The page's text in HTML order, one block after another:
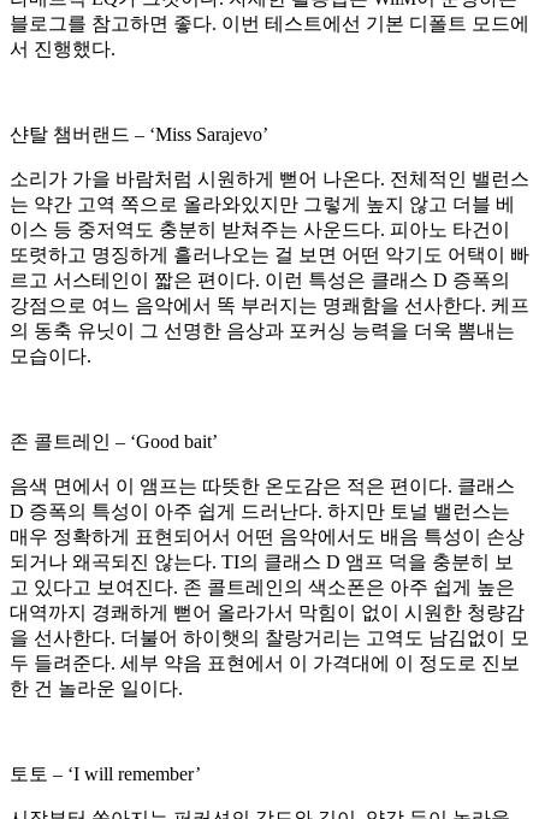
블로그를 참고하면 좋다. 이번 테스트에선 기본 디폴트 모드에
서 진행했다.
샨탈 챔버랜드 – ‘Miss Sarajevo’
소리가 가을 바람처럼 시원하게 뻗어 나온다. 전체적인 밸런스
는 약간 고역 쪽으로 올라와있지만 그렇게 높지 않고 더블 베
이스 등 중저역도 충분히 받쳐주는 사운드다. 피아노 타건이
또렷하고 명징하게 흘러나오는 걸 보면 어떤 악기도 어택이 빠
르고 서스테인이 짧은 편이다. 이런 특성은 클래스 D 증폭의
강점으로 여느 음악에서 똑 부러지는 명쾌함을 선사한다. 케프
의 동축 유닛이 그 선명한 음상과 포커싱 능력을 더욱 뽐내는
모습이다.
존 콜트레인 – ‘Good bait’
음색 면에서 이 앰프는 따뜻한 온도감은 적은 편이다. 클래스
D 증폭의 특성이 아주 쉽게 드러난다. 하지만 토널 밸런스는
매우 정확하게 표현되어서 어떤 음악에서도 배음 특성이 손상
되거나 왜곡되진 않는다. TI의 클래스 D 앰프 덕을 충분히 보
고 있다고 보여진다. 존 콜트레인의 색소폰은 아주 쉽게 높은
대역까지 경쾌하게 뻗어 올라가서 막힘이 없이 시원한 청량감
을 선사한다. 더불어 하이햇의 찰랑거리는 고역도 남김없이 모
두 들려준다. 세부 약음 표현에서 이 가격대에 이 정도로 진보
한 건 놀라운 일이다.
토토 – ‘I will remember’